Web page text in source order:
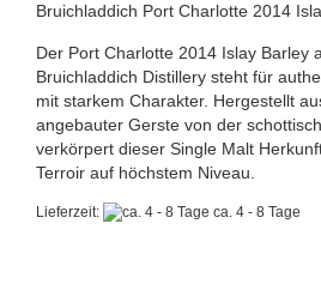
Bruichladdich Port Charlotte 2014
Der Port Charlotte 2014 Islay Barley
Bruichladdich Distillery steht für
mit starkem Charakter. Hergestellt
angebauter Gerste von der
verkörpert dieser Single Malt
Terroir auf höchstem Niveau.
Lieferzeit: ca. 4 - 8 Tage